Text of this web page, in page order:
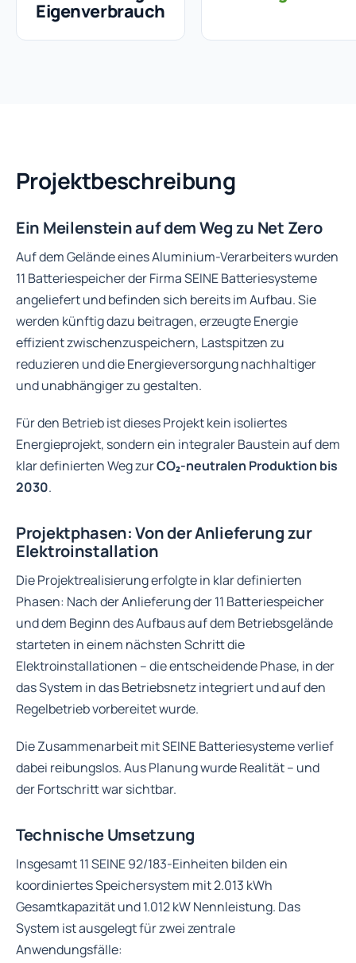
Eigenverbrauch
Projektbeschreibung
Ein Meilenstein auf dem Weg zu Net Zero
Auf dem Gelände eines Aluminium-Verarbeiters wurden
11 Batteriespeicher der Firma SEINE Batteriesysteme
angeliefert und befinden sich bereits im Aufbau. Sie
werden künftig dazu beitragen, erzeugte Energie
effizient zwischenzuspeichern, Lastspitzen zu
reduzieren und die Energieversorgung nachhaltiger
und unabhängiger zu gestalten.
Für den Betrieb ist dieses Projekt kein isoliertes
Energieprojekt, sondern ein integraler Baustein auf dem
klar definierten Weg zurCO₂-neutralen Produktion bis
2030.
Projektphasen: Von der Anlieferung zur
Elektroinstallation
Die Projektrealisierung erfolgte in klar definierten
Phasen: Nach der Anlieferung der 11 Batteriespeicher
und dem Beginn des Aufbaus auf dem Betriebsgelände
starteten in einem nächsten Schritt die
Elektroinstallationen – die entscheidende Phase, in der
das System in das Betriebsnetz integriert und auf den
Regelbetrieb vorbereitet wurde.
Die Zusammenarbeit mit SEINE Batteriesysteme verlief
dabei reibungslos. Aus Planung wurde Realität – und
der Fortschritt war sichtbar.
Technische Umsetzung
Insgesamt 11 SEINE 92/183-Einheiten bilden ein
koordiniertes Speichersystem mit 2.013 kWh
Gesamtkapazität und 1.012 kW Nennleistung. Das
System ist ausgelegt für zwei zentrale
Anwendungsfälle: